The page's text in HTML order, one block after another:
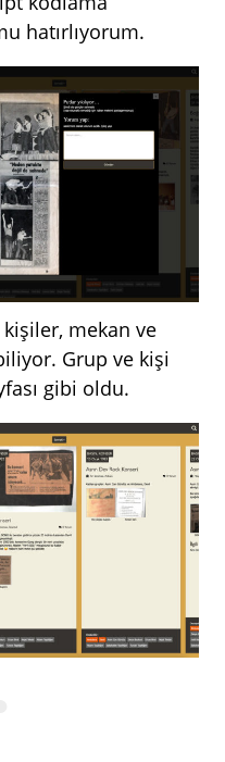
hatırlıyorum.
mekan ve
Grup ve kişi
gibi oldu.